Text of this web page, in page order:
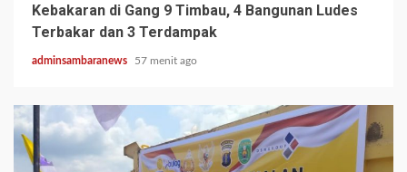
Kebakaran di Gang 9 Timbau, 4 Bangunan Ludes
Terbakar dan 3 Terdampak
adminsambaranews 57 menit ago